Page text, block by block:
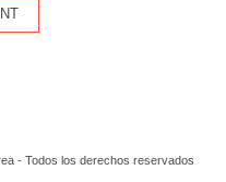
- Todos los derechos reservados